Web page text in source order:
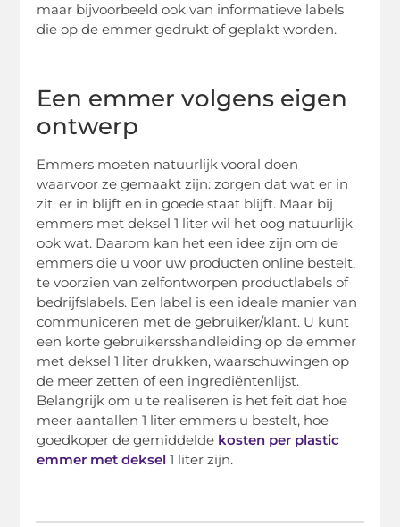
maar bijvoorbeeld ook van informatieve labels
die op de emmer gedrukt of geplakt worden.
Een emmer volgens eigen
ontwerp
Emmers moeten natuurlijk vooral doen
waarvoor ze gemaakt zijn: zorgen dat wat er in
zit, er in blijft en in goede staat blijft. Maar bij
emmers met deksel 1 liter wil het oog natuurlijk
ook wat. Daarom kan het een idee zijn om de
emmers die u voor uw producten online bestelt,
te voorzien van zelfontworpen productlabels of
bedrijfslabels. Een label is een ideale manier van
communiceren met de gebruiker/klant. U kunt
een korte gebruikersshandleiding op de emmer
met deksel 1 liter drukken, waarschuwingen op
de meer zetten of een ingrediëntenlijst.
Belangrijk om u te realiseren is het feit dat hoe
meer aantallen 1 liter emmers u bestelt, hoe
goedkoper de gemiddelde kosten per plastic
emmer met deksel 1 liter zijn.